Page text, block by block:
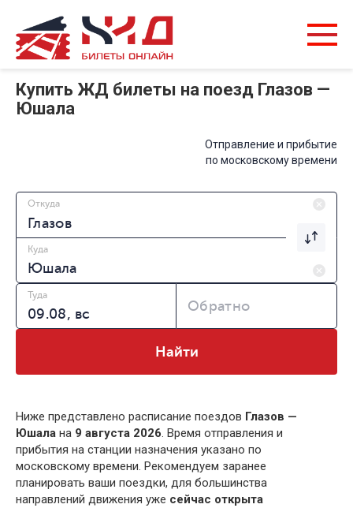
Купить ЖД билеты на поезд Глазов —
Юшала
Отправление и прибытие
по московскому времени
Откуда
Куда
Туда
Обратно
Найти
Ниже представлено расписание поездов Глазов —
Юшала на 9 августа 2026. Время отправления и
прибытия на станции назначения указано по
московскому времени. Рекомендуем заранее
планировать ваши поездки, для большинства
направлений движения уже сейчас открыта